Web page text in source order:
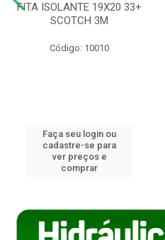
FITA ISOLANTE 19X20 33+
SCOTCH 3M
Código: 10010
Faça seu login ou
cadastre-se para
ver preços e
comprar